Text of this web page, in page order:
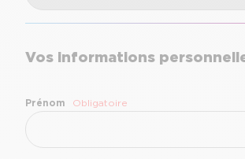
Vos informations
Prénom Obligatoire